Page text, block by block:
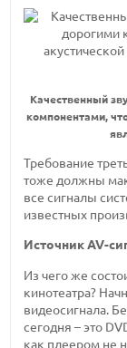
Качественный
компонентами,
Требование
тоже должны
все сигналы
известных
Источник AV-
Из чего же
кинотеатра?
видеосигнала.
сегодня – это
как плеером не